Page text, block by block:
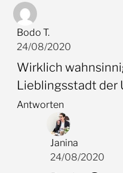
Bodo T.
24/08/2020
Wirklich
Lieblingsstadt der
Antworten
Janina
24/08/2020